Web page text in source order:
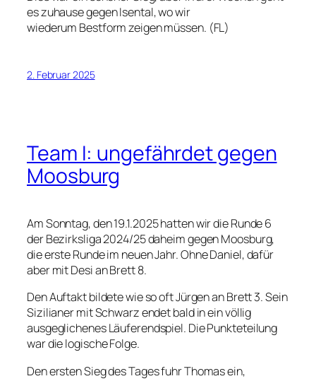
es zuhause gegen Isental, wo wir
wiederum Bestform zeigen müssen. (FL)
2. Februar 2025
Team I: ungefährdet gegen
Moosburg
Am Sonntag, den 19.1.2025 hatten wir die Runde 6
der Bezirksliga 2024/25 daheim gegen Moosburg,
die erste Runde im neuen Jahr. Ohne Daniel, dafür
aber mit Desi an Brett 8.
Den Auftakt bildete wie so oft Jürgen an Brett 3. Sein
Sizilianer mit Schwarz endet bald in ein völlig
ausgeglichenes Läuferendspiel. Die Punkteteilung
war die logische Folge.
Den ersten Sieg des Tages fuhr Thomas ein,